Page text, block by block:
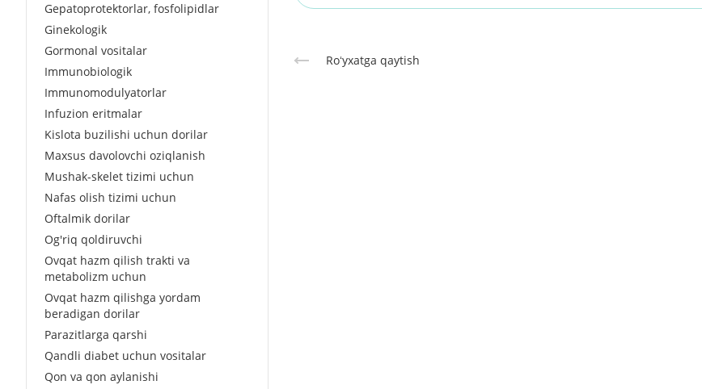
Roʻyxatga qaytish
Gepatoprotektorlar, fosfolipidlar
Ginekologik
Gormonal vositalar
Immunobiologik
Immunomodulyatorlar
Infuzion eritmalar
Kislota buzilishi uchun dorilar
Maxsus davolovchi oziqlanish
Mushak-skelet tizimi uchun
Nafas olish tizimi uchun
Oftalmik dorilar
Og'riq qoldiruvchi
Ovqat hazm qilish trakti va
metabolizm uchun
Ovqat hazm qilishga yordam
beradigan dorilar
Parazitlarga qarshi
Qandli diabet uchun vositalar
Qon va qon aylanishi